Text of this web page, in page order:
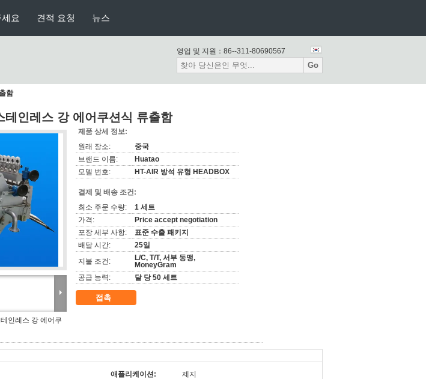
요 견적 요청 뉴스
영업 및 지원： 86--311-80690567
Go
함
테인레스 강 에어쿠션식 류출함
인레스 강 에어쿠
제품 상세 정보:
원래 장소:
중국
브랜드 이름:
Huatao
모델 번호:
HT-AIR 방석 유형 HEADBOX
결제 및 배송 조건:
최소 주문 수량:
1 세트
가격:
Price accept negotiation
포장 세부 사항:
표준 수출 패키지
배달 시간:
25일
지불 조건:
L/C, T/T, 서부 동맹,
MoneyGram
공급 능력:
달 당 50 세트
접촉
애플리케이션: 제지